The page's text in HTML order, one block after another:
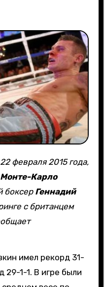
Монте-Карло
боксер Геннадий
с британцем
имел рекорд 31-
29-1-1. В игре были